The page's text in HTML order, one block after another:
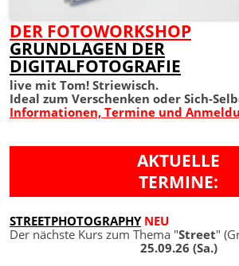
DER FOTOWORKSHOP
GRUNDLAGEN DER
DIGITALFOTOGRAFIE
live mit Tom! Striewisch.
Ideal zum Verschenken oder Sich-
Informationen, Termine und
AKTUELLE
TERMINE:
STREETPHOTOGRAPHY NEU
Der nächste Kurs zum Thema "Street"
25.09.26 (Sa.)